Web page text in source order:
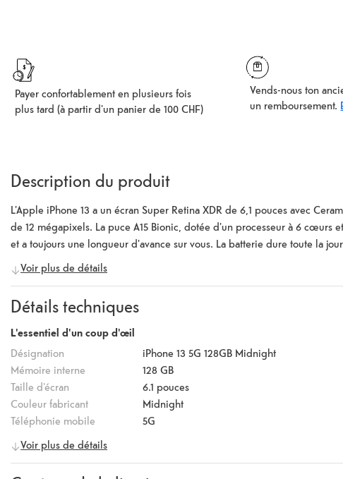
Payer confortablement en plusieurs fois
plus tard (à partir d'un panier de 100 CHF)
Vends-nous ton
un remboursement.
Description du produit
L'Apple iPhone 13 a un écran Super Retina XDR de 6,1 pouces avec
de 12 mégapixels. La puce A15 Bionic, dotée d'un processeur à 6
et a toujours une longueur d'avance sur vous. La batterie dure toute la
disponible en Rose, Bleu, Midnight, Starlight, PRODUCT RED et Vert
Voir plus de détails
Détails techniques
L'essentiel d'un coup d'œil
Désignation
iPhone 13 5G 128GB Midnight
Mémoire interne
128 GB
Taille d'écran
6.1 pouces
Couleur fabricant
Midnight
Téléphonie mobile
5G
Caractéristiques de l'appareil
Système d'exploitation
iOS
Voir plus de détails